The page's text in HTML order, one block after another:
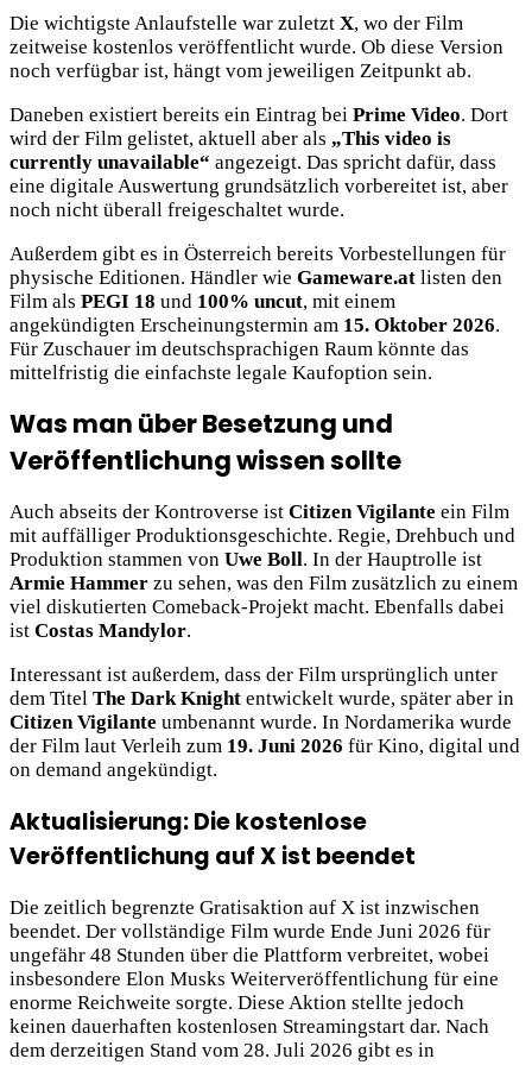
Die wichtigste Anlaufstelle war zuletzt X, wo der Film
zeitweise kostenlos veröffentlicht wurde. Ob diese Version
noch verfügbar ist, hängt vom jeweiligen Zeitpunkt ab.
Daneben existiert bereits ein Eintrag bei Prime Video. Dort
wird der Film gelistet, aktuell aber als „This video is
currently unavailable“ angezeigt. Das spricht dafür, dass
eine digitale Auswertung grundsätzlich vorbereitet ist, aber
noch nicht überall freigeschaltet wurde.
Außerdem gibt es in Österreich bereits Vorbestellungen für
physische Editionen. Händler wie Gameware.at listen den
Film als PEGI 18 und 100% uncut, mit einem
angekündigten Erscheinungstermin am 15. Oktober 2026.
Für Zuschauer im deutschsprachigen Raum könnte das
mittelfristig die einfachste legale Kaufoption sein.
Was man über Besetzung und
Veröffentlichung wissen sollte
Auch abseits der Kontroverse ist Citizen Vigilante ein Film
mit auffälliger Produktionsgeschichte. Regie, Drehbuch und
Produktion stammen von Uwe Boll. In der Hauptrolle ist
Armie Hammer zu sehen, was den Film zusätzlich zu einem
viel diskutierten Comeback-Projekt macht. Ebenfalls dabei
ist Costas Mandylor.
Interessant ist außerdem, dass der Film ursprünglich unter
dem Titel The Dark Knight entwickelt wurde, später aber in
Citizen Vigilante umbenannt wurde. In Nordamerika wurde
der Film laut Verleih zum 19. Juni 2026 für Kino, digital und
on demand angekündigt.
Aktualisierung: Die kostenlose
Veröffentlichung auf X ist beendet
Die zeitlich begrenzte Gratisaktion auf X ist inzwischen
beendet. Der vollständige Film wurde Ende Juni 2026 für
ungefähr 48 Stunden über die Plattform verbreitet, wobei
insbesondere Elon Musks Weiterveröffentlichung für eine
enorme Reichweite sorgte. Diese Aktion stellte jedoch
keinen dauerhaften kostenlosen Streamingstart dar. Nach
dem derzeitigen Stand vom 28. Juli 2026 gibt es in